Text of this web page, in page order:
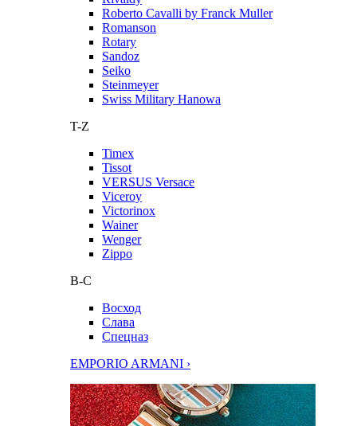
Roberto Cavalli by Franck Muller
Romanson
Rotary
Sandoz
Seiko
Steinmeyer
Swiss Military Hanowa
T-Z
Timex
Tissot
VERSUS Versace
Viceroy
Victorinox
Wainer
Wenger
Zippo
В-С
Восход
Слава
Спецназ
EMPORIO ARMANI ›